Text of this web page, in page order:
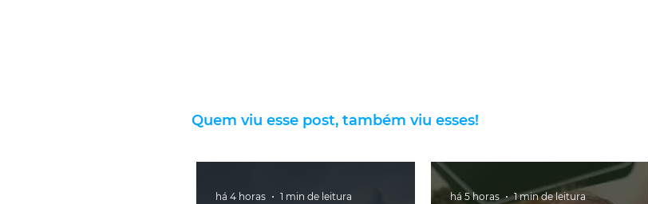
Quem viu esse post, também viu esses!
há 4 horas 1 min de leitura há 5 horas 1 min de leitura